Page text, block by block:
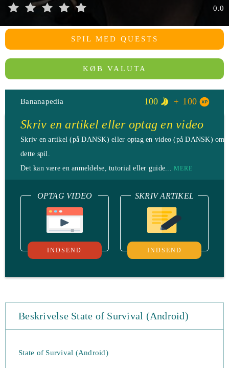
0.0
SPIL MED QUESTS
KØB VALUTA
Bananapedia 100 100
Skriv en artikel eller optag en video
Skriv en artikel (på DANSK) eller optag en video (på DANSK)
dette spil.
Det kan være en anmeldelse, tutorial eller guide... MERE
OPTAG VIDEO
INDSEND
SKRIV ARTIKEL
INDSEND
Beskrivelse State of Survival (Android)
State of Survival (Android)